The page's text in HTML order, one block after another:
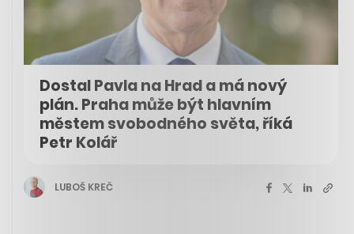
Dostal Pavla na Hrad a má nový
plán. Praha může být hlavním
městem svobodného světa, říká
Petr Kolář
LUBOŠ KREČ